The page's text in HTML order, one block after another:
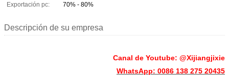
Exportación pc:
70% - 80%
Descripción de su empresa
Canal de Youtube: @Xijiangjixie
WhatsApp: 0086 138 275 20435